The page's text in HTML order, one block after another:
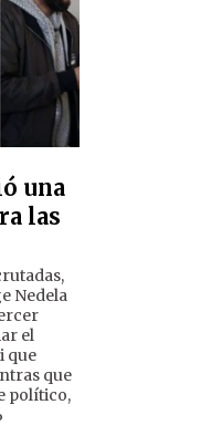
una
las
Nedela
el
que
que
político,